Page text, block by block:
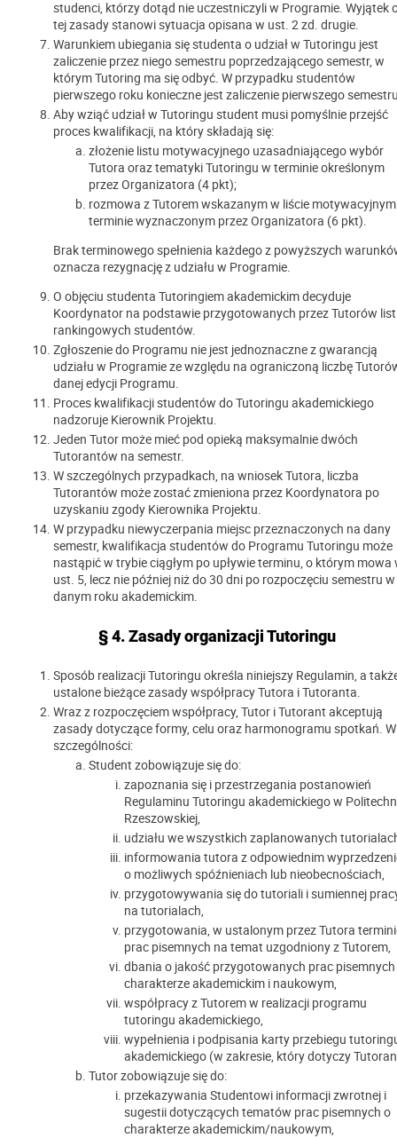
studenci, którzy dotąd nie uczestniczyli w Programie. Wyjątek
tej zasady stanowi sytuacja opisana w ust. 2 zd. drugie.
Warunkiem ubiegania się studenta o udział w Tutoringu jest
zaliczenie przez niego semestru poprzedzającego semestr, w
którym Tutoring ma się odbyć. W przypadku studentów
pierwszego roku konieczne jest zaliczenie pierwszego
Aby wziąć udział w Tutoringu student musi pomyślnie przejść
proces kwalifikacji, na który składają się:
złożenie listu motywacyjnego uzasadniającego wybór
Tutora oraz tematyki Tutoringu w terminie określonym
przez Organizatora (4 pkt);
rozmowa z Tutorem wskazanym w liście
terminie wyznaczonym przez Organizatora (6 pkt).
Brak terminowego spełnienia każdego z powyższych
oznacza rezygnację z udziału w Programie.
O objęciu studenta Tutoringiem akademickim decyduje
Koordynator na podstawie przygotowanych przez Tutorów list
rankingowych studentów.
Zgłoszenie do Programu nie jest jednoznaczne z gwarancją
udziału w Programie ze względu na ograniczoną liczbę
danej edycji Programu.
Proces kwalifikacji studentów do Tutoringu akademickiego
nadzoruje Kierownik Projektu.
Jeden Tutor może mieć pod opieką maksymalnie dwóch
Tutorantów na semestr.
W szczególnych przypadkach, na wniosek Tutora, liczba
Tutorantów może zostać zmieniona przez Koordynatora po
uzyskaniu zgody Kierownika Projektu.
W przypadku niewyczerpania miejsc przeznaczonych na dany
semestr, kwalifikacja studentów do Programu Tutoringu może
nastąpić w trybie ciągłym po upływie terminu, o którym mowa
ust. 5, lecz nie później niż do 30 dni po rozpoczęciu semestru w
danym roku akademickim.
§ 4. Zasady organizacji Tutoringu
Sposób realizacji Tutoringu określa niniejszy Regulamin, a
ustalone bieżące zasady współpracy Tutora i Tutoranta.
Wraz z rozpoczęciem współpracy, Tutor i Tutorant akceptują
zasady dotyczące formy, celu oraz harmonogramu spotkań. W
szczególności:
Student zobowiązuje się do:
zapoznania się i przestrzegania postanowień
Regulaminu Tutoringu akademickiego w
Rzeszowskiej,
udziału we wszystkich zaplanowanych
informowania tutora z odpowiednim
o możliwych spóźnieniach lub nieobecnościach,
przygotowywania się do tutoriali i sumiennej
na tutorialach,
przygotowania, w ustalonym przez Tutora
prac pisemnych na temat uzgodniony z Tutorem,
dbania o jakość przygotowanych prac
charakterze akademickim i naukowym,
współpracy z Tutorem w realizacji programu
tutoringu akademickiego,
wypełnienia i podpisania karty przebiegu
akademickiego (w zakresie, który dotyczy
Tutor zobowiązuje się do:
przekazywania Studentowi informacji zwrotnej i
sugestii dotyczących tematów prac pisemnych o
charakterze akademickim/naukowym,